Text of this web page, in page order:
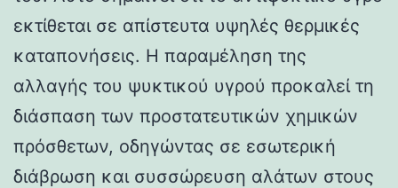
εκτίθεται σε απίστευτα υψηλές θερμικές
καταπονήσεις. Η παραμέληση της
αλλαγής του ψυκτικού υγρού προκαλεί τη
διάσπαση των προστατευτικών χημικών
πρόσθετων, οδηγώντας σε εσωτερική
διάβρωση και συσσώρευση αλάτων στους